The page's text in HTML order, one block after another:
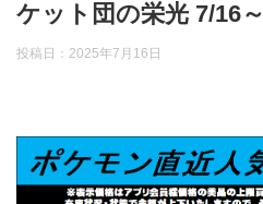
ケット団の栄光 7/16～
投稿日： 2025年7月16日